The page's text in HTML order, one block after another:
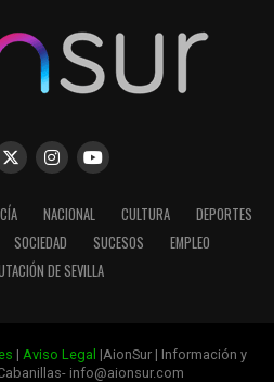
NACIONAL CULTURA
DEPORTES
SOCIEDAD SUCESOS
EMPLEO
DE SEVILLA
| Aviso Legal |AionSur | Información y
info@aionsur.com